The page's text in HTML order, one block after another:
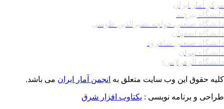
آمار ایران
بیرجند
صنعتی خواجه نصیرالدین طوسی
اصفهان
صنعتی شاهرود
تهران
الزهرا(س)
حقوق این وب سایت متعلق بهانجمن آمار ایرانمی باشد.
و برنامه نویسی : یکتاوب افزار شرق